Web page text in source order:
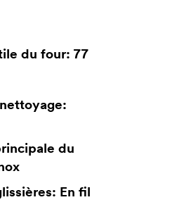
du four: 77
du
En fil